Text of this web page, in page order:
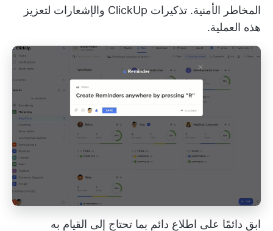
المخاطر الأمنية. تذكيرات ClickUp
والإشعارات لتعزيز
هذه العملية.
ابق دائمًا على اطلاع دائم بما تحتاج إلى القيام به